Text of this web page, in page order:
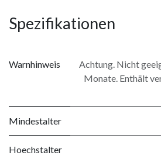
Spezifikationen
Warnhinweis
Achtung. Nicht
Monate. Enthält
Mindestalter
Hoechstalter